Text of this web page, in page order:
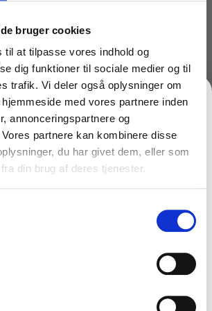
bruger cookies
til at tilpasse vores indhold og
dig funktioner til sociale medier og til
trafik. Vi deler også oplysninger om
med vores partnere inden
annonceringspartnere og
partnere kan kombinere disse
du har givet dem, eller som
din brug af deres tjenester.
Air støvsugerposer til Philips Oslo:
sugestyrke
af mikrostøv og allergener
for bedre beskyttelse
til Philips Oslo støvsugere
Philips-modeller i Oslo-serien. Pure
og økonomisk alternativ til de
filtreringsevne.
PÅ DIN FØRSTE ORDRE